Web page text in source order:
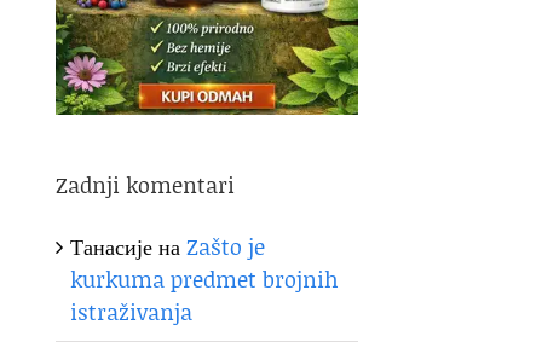
Zadnji komentari
ТанасијенаZašto je
kurkuma predmet brojnih
istraživanja